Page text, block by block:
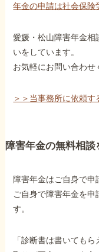
年金の申請は社会保険
愛媛・松山障害年金相
いをしています。
お気軽にお問い合わせ
＞＞当事務所に依頼す
障害年金の無料相
障害年金はご自身で申
ご自身で障害年金を申
す。
「診断書は書いても